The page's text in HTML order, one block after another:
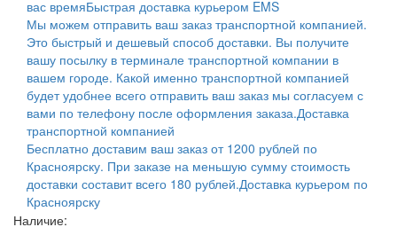
вас времяБыстрая доставка курьером EMS
Мы можем отправить ваш заказ транспортной компанией.
Это быстрый и дешевый способ доставки. Вы получите
вашу посылку в терминале транспортной компании в
вашем городе. Какой именно транспортной компанией
будет удобнее всего отправить ваш заказ мы согласуем с
вами по телефону после оформления заказа.Доставка
транспортной компанией
Бесплатно доставим ваш заказ от 1200 рублей по
Красноярску. При заказе на меньшую сумму стоимость
доставки составит всего 180 рублей.Доставка курьером по
Красноярску
Наличие: